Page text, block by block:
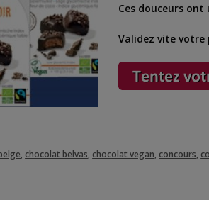
Ces douceurs ont
Validez vite
chocolat belvas chocolat vegan concours